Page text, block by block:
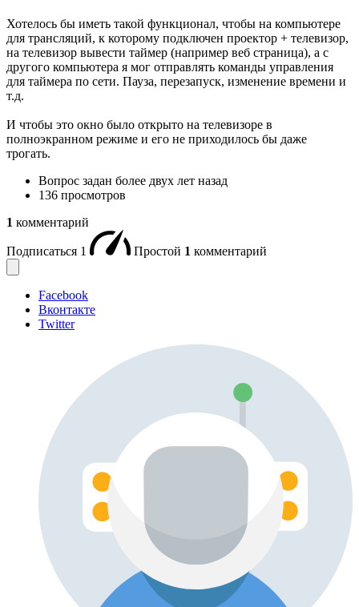
Хотелось бы иметь такой функционал, чтобы на компьютере
для трансляций, к которому подключен проектор + телевизор,
на телевизор вывести таймер (например веб страница), а с
другого компьютера я мог отправлять команды управления
для таймера по сети. Пауза, перезапуск, изменение времени и
т.д.
И чтобы это окно было открыто на телевизоре в
полноэкранном режиме и его не приходилось бы даже
трогать.
Вопрос задан более двух лет назад
136 просмотров
1 комментарий
Подписаться 1 Простой 1 комментарий
Facebook
Вконтакте
Twitter